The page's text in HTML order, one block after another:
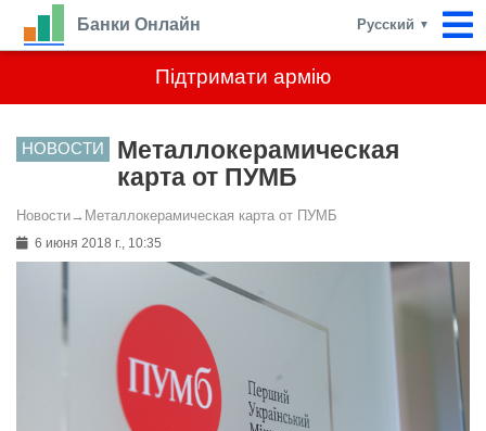
Підтримати армію
Банки Онлайн Русский ▼
НОВОСТИ
Металлокерамическая
карта от ПУМБ
Новости→ Металлокерамическая карта от ПУМБ
6 июня 2018 г., 10:35